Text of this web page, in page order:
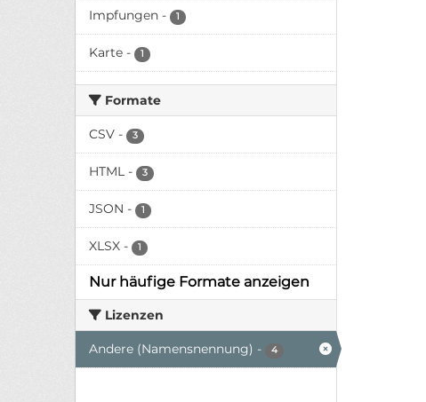
Impfungen - 1
Karte - 1
Formate
CSV - 3
HTML - 3
JSON - 1
XLSX - 1
Nur häufige Formate anzeigen
Lizenzen
Andere (Namensnennung) - 4